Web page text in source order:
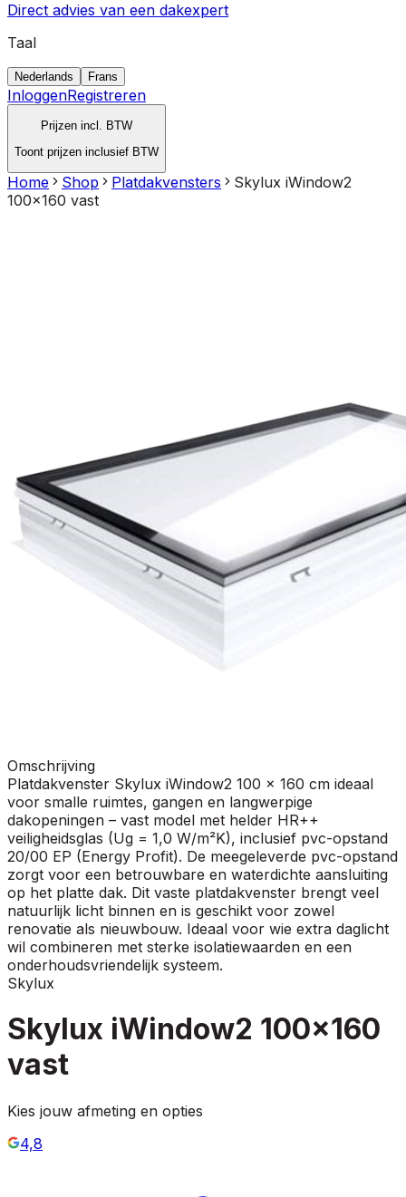
Direct advies van een dakexpert
Taal
Nederlands Frans
InloggenRegistreren
Prijzen incl. BTW
Toont prijzen inclusief BTW
Home Shop Platdakvensters
Skylux iWindow2
100x160 vast
Omschrijving
Platdakvenster Skylux iWindow2 100 x 160 cm ideaal
voor smalle ruimtes, gangen en langwerpige
dakopeningen – vast model met helder HR++
veiligheidsglas (Ug = 1,0 W/m²K), inclusief pvc-opstand
20/00 EP (Energy Profit). De meegeleverde pvc-opstand
zorgt voor een betrouwbare en waterdichte aansluiting
op het platte dak. Dit vaste platdakvenster brengt veel
natuurlijk licht binnen en is geschikt voor zowel
renovatie als nieuwbouw. Ideaal voor wie extra daglicht
wil combineren met sterke isolatiewaarden en een
onderhoudsvriendelijk systeem.
Skylux
Skylux iWindow2 100x160
vast
Kies jouw afmeting en opties
4,8